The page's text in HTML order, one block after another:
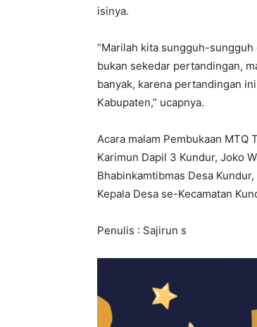
isinya.
“Marilah kita sungguh-
bukan sekedar pertandingan,
banyak, karena pertandingan
Kabupaten,” ucapnya.
Acara malam Pembukaan
Karimun Dapil 3 Kundur, Joko
Bhabinkamtibmas Desa
Kepala Desa se-Kecamatan
Penulis : Sajirun s